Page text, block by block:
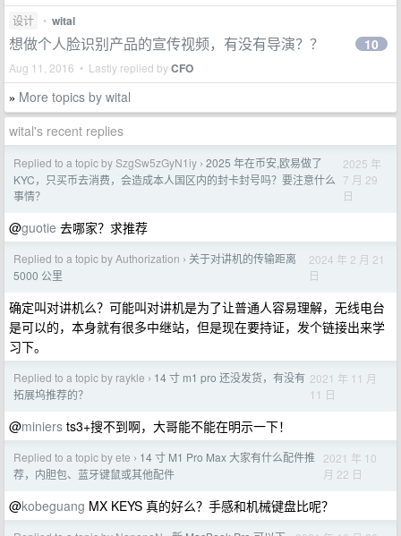
设计
• wital
想做个人脸识别产品的宣传视频，有没有导演？？
Aug 11, 2016 • Lastly replied byCFO
10
» More topics by wital
wital's recent replies
Replied to a topic by SzgSw5zGyN1iy › 2025 年在币安,欧易做了
KYC，只买币去消费，会造成本人国区内的封卡封号吗？要注意什么
事情？
2025 年
7 月 29
日
@guotie 去哪家？求推荐
Replied to a topic by Authorization › 关于对讲机的传输距离
5000 公里
2024 年 2 月 21
日
确定叫对讲机么？可能叫对讲机是为了让普通人容易理解，无线电台
是可以的，本身就有很多中继站，但是现在要持证，发个链接出来学
习下。
Replied to a topic by raykle › 14 寸 m1 pro 还没发货，有没有
拓展坞推荐的？
2021 年 11 月
11 日
@miniers ts3+搜不到啊，大哥能不能在明示一下！
Replied to a topic by ete › 14 寸 M1 Pro Max 大家有什么配件推
荐，内胆包、蓝牙键鼠或其他配件
2021 年 10
月 22 日
@kobeguang MX KEYS 真的好么？手感和机械键盘比呢？